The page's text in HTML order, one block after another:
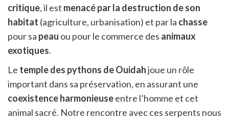
critique, il est menacé par la destruction de son
habitat (agriculture, urbanisation) et par la chasse
pour sa peau ou pour le commerce des animaux
exotiques.
Le temple des pythons de Ouidahjoue un rôle
important dans sa préservation, en assurant une
coexistence harmonieuseentre l’homme et cet
animal sacré. Notre rencontre avec ces serpents nous